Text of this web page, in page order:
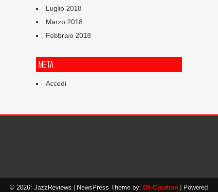
Luglio 2018
Marzo 2018
Febbraio 2018
META
Accedi
© 2026: JazzReviews | NewsPress Theme by: D5 Creation | Powered